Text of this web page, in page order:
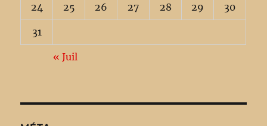
24 25 26 27 28 29 30
31
« Juil